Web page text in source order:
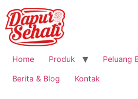
Home Produk
Peluang
Berita & Blog
Kontak